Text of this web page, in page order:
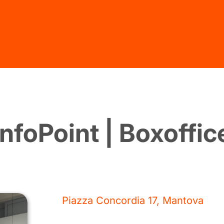
|
Piazza Concordia 17, Mantova